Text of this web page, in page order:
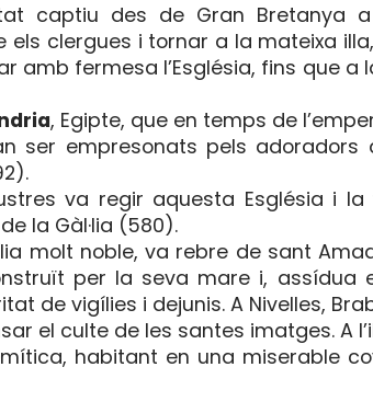
captiu des de Gran Bretanya
clergues i tornar a la mateixa
amb fermesa l’Església, fins que a
, Egipte, que en temps de
ser empresonats pels adoradors
va regir aquesta Església i
la Gàl·lia (580).
molt noble, va rebre de sant
per la seva mare i, assídua
de vigílies i dejunis. A Nivelles,
el culte de les santes imatges. A
habitant en una miserable